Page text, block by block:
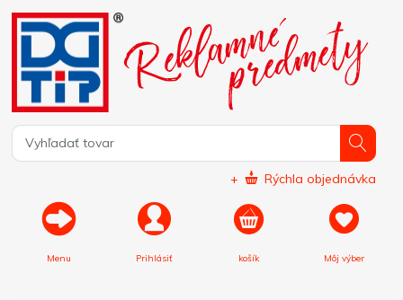
+ Rýchla objednávka
Menu Prihlásiť košík Môj výber